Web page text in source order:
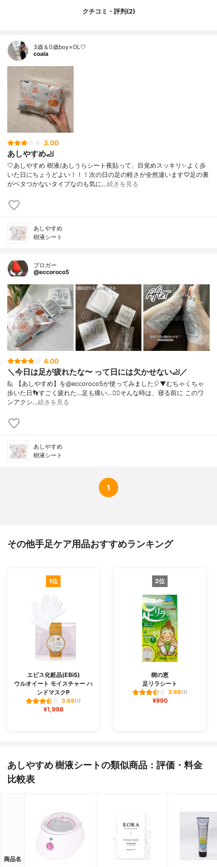
クチコミ・評判(2)
3歳＆0歳boy×OL🤍
coala
3.00
あしやすめ🦶
🤍あしやすめ 樹液/あしうらシート夜貼って、目覚めスッキリ✨よく歩
いた日にちょうどよい！！！次の日の足の軽さが全然違います♡足の裏
がベタつかないタイプなのも気に…続きを見る
あしやすめ
樹液シート
ブロガー
@eccoroco5
4.00
＼今日は足が疲れたな〜 って日には欠かせない🦶／
🙋 【あしやすめ】を@eccoroco5が使ってみました🎈⁡⁡▼⁡⁡⁡むちゃくちゃ
歩いた日👣すごく疲れた…足も痛い…😮‍💨⁡そんな時は、寝る前に このワ
ンアクシ…続きを見る
あしやすめ
樹液シート
1
その他手足ケア用品おすすめランキング
1位
エビス化粧品(EBiS)
ウルオイート モイスチャー ハ
ンドマスクP
3.68(1)
¥1,998
2位
樹の恵
足リラシート
3.66(1)
¥990
あしやすめ 樹液シートの類似商品：評価・料金
比較表
商品名